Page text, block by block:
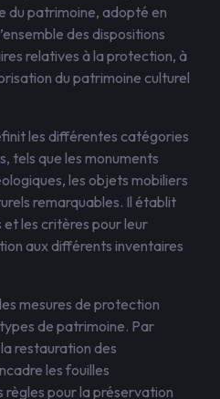
du patrimoine, adopté en
des dispositions
relatives à la protection, à
du patrimoine culturel
les différentes catégories
tels que les monuments
les objets mobiliers
remarquables. Il établit
les critères pour leur
aux différents inventaires
mesures de protection
de patrimoine. Par
restauration des
les fouilles
pour la préservation